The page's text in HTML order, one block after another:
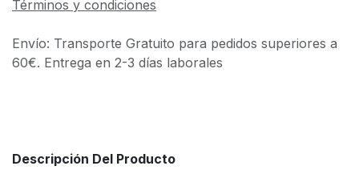
Términos y condiciones
Envío: Transporte Gratuito para pedidos superiores a
60€. Entrega en 2-3 días laborales
Descripción Del Producto